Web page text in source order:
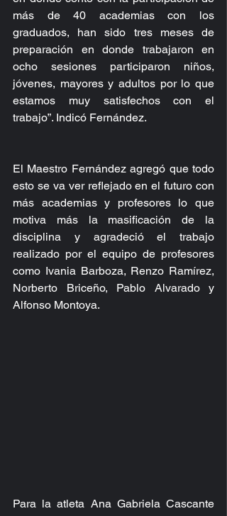
más de 40 academias con los
graduados, han sido tres meses de
preparación en donde trabajaron en
ocho sesiones participaron niños,
jóvenes, mayores y adultos por lo que
estamos muy satisfechos con el
trabajo”. Indicó Fernández.
El Maestro Fernández agregó que todo
esto se va ver reflejado en el futuro con
más academias y profesores lo que
motiva más la masificación de la
disciplina y agradeció el trabajo
realizado por el equipo de profesores
como Ivania Barboza, Renzo Ramírez,
Norberto Briceño, Pablo Alvarado y
Alfonso Montoya.
Para la atleta Ana Gabriela Cascante